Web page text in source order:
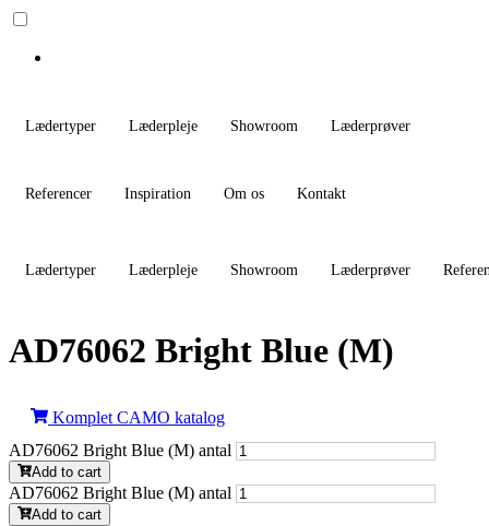
Lædertyper Læderpleje Showroom Læderprøver
Referencer Inspiration Om os Kontakt
Lædertyper Læderpleje Showroom Læderprøver
AD76062 Bright Blue (M)
Komplet CAMO katalog
AD76062 Bright Blue (M) antal
Add to cart
AD76062 Bright Blue (M) antal
Add to cart